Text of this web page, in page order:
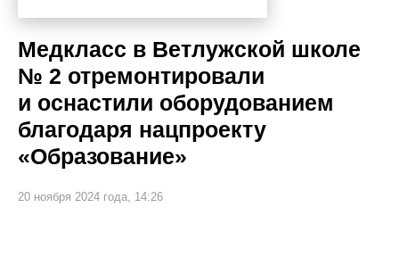
Медкласс в Ветлужской школе
№ 2 отремонтировали
и оснастили оборудованием
благодаря нацпроекту
«Образование»
20 ноября 2024 года, 14:26